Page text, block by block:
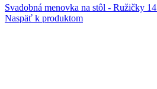
Svadobná menovka na stôl - Ružičky 14
Naspäť k produktom